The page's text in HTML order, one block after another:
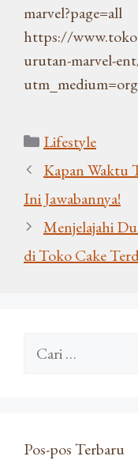
marvel?page=all
https://
urutan-marvel-
Kategori
Lifestyle
Kapan Waktu
Ini Jawabannya!
Menjelajahi
di Toko Cake
Cari
Pos-pos Terbaru